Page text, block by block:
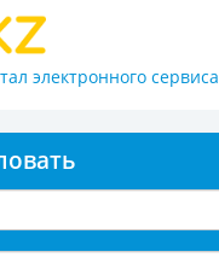
электронного сервиса